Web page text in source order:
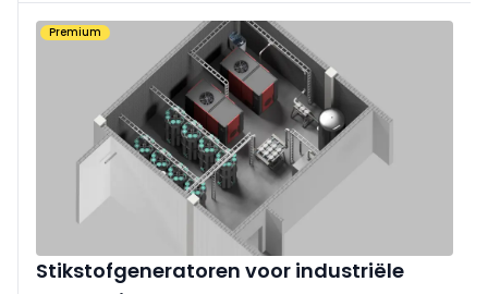
vloeibare toestand.
Premium
Stikstofgeneratoren voor industriële